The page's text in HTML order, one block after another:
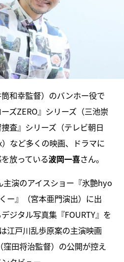
和幸監督）のバンホー役で
ズZERO』シリーズ（三池崇
査』シリーズ（テレビ朝日
など多くの映画、ドラマに
放っている波岡一喜さん。
演のアイスショー『氷艶hyo
ー』（宮本亜門演出）に出
ジタル写真集『FOURTY』を
江戸川乱歩原案の主演映画
窪田将治監督）の公開が控え